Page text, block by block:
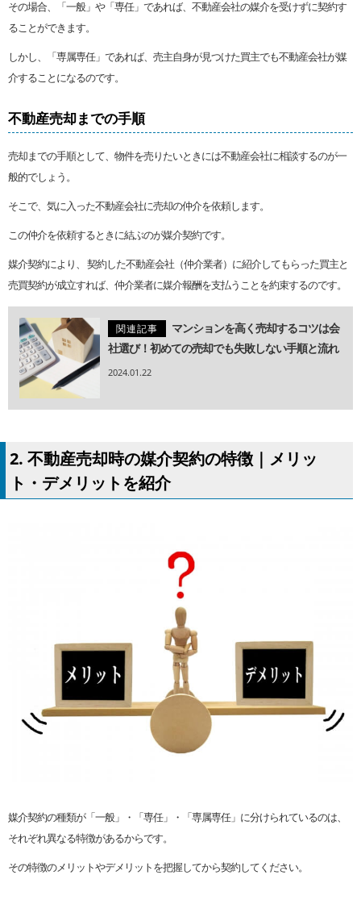
その場合、「一般」や「専任」であれば、不動産会社の媒介を受けずに契約す
ることができます。
しかし、「専属専任」であれば、売主自身が見つけた買主でも不動産会社が媒
介することになるのです。
不動産売却までの手順
売却までの手順として、物件を売りたいときには不動産会社に相談するのが一
般的でしょう。
そこで、気に入った不動産会社に売却の仲介を依頼します。
この仲介を依頼するときに結ぶのが媒介契約です。
媒介契約により、 契約した不動産会社（仲介業者）に紹介してもらった買主と
売買契約が成立すれば、仲介業者に媒介報酬を支払うことを約束するのです。
関連記事
マンションを高く売却するコツは会
社選び！初めての売却でも失敗しない手順と流れ
2024.01.22
2. 不動産売却時の媒介契約の特徴｜メリッ
ト・デメリットを紹介
媒介契約の種類が「一般」・「専任」・「専属専任」に分けられているのは、
それぞれ異なる特徴があるからです。
その特徴のメリットやデメリットを把握してから契約してください。